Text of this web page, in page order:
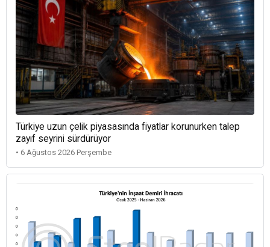
Türkiye uzun çelik piyasasında fiyatlar korunurken talep
zayıf seyrini sürdürüyor
• 6 Ağustos 2026 Perşembe